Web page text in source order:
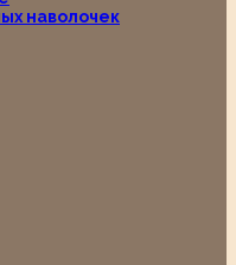
наволочек